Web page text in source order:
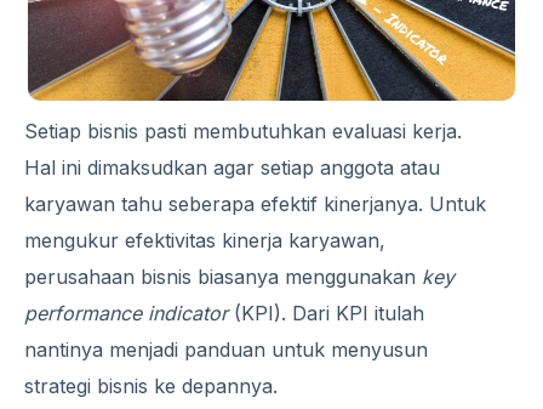
Setiap bisnis pasti membutuhkan evaluasi kerja.
Hal ini dimaksudkan agar setiap anggota atau
karyawan tahu seberapa efektif kinerjanya. Untuk
mengukur efektivitas kinerja karyawan,
perusahaan bisnis biasanya menggunakan key
performance indicator(KPI). Dari KPI itulah
nantinya menjadi panduan untuk menyusun
strategi bisnis ke depannya.